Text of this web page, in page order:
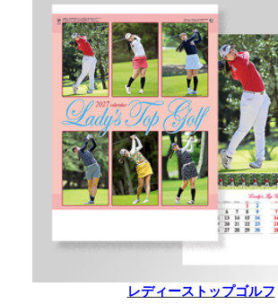
レディーストップゴルフ